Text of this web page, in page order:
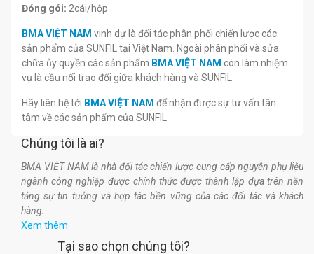
Đóng gói: 2cái/hộp
BMA VIỆT NAM vinh dự là đối tác phân phối chiến lược các
sản phẩm của SUNFIL tại Việt Nam. Ngoài phân phối và sửa
chữa ủy quyền các sản phẩm BMA VIỆT NAM còn làm nhiệm
vụ là cầu nối trao đổi giữa khách hàng và SUNFIL
Hãy liên hệ tới BMA VIỆT NAM để nhận được sự tư vấn tân
tâm về các sản phẩm của SUNFIL
Chúng tôi là ai?
BMA VIỆT NAM là nhà đối tác chiến lược cung cấp nguyên phụ liệu
ngành công nghiệp được chính thức được thành lập dựa trên nền
tảng sự tin tưởng và hợp tác bền vững của các đối tác và khách
hàng.
Xem thêm
Tại sao chọn chúng tôi?